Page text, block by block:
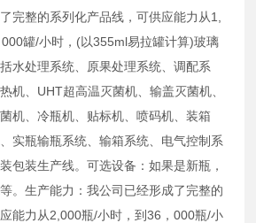
完整的系列化产品线，可供应能力从1,
罐/小时，(以355ml易拉罐计算)玻璃
水处理系统、原果处理系统、调配系
机、UHT超高温灭菌机、输盖灭菌机、
机、冷瓶机、贴标机、喷码机、装箱
实瓶输瓶系统、输箱系统、电气控制系
包装生产线。可选设备：如果是新瓶，
。生产能力：我公司已经形成了完整的
能力从2,000瓶/小时，到36，000瓶/小